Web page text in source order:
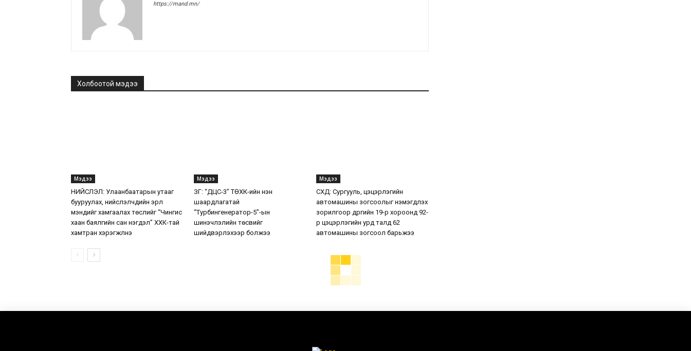
https://mand.mn/
Холбоотой мэдээ
Мэдээ
НИЙСЛЭЛ: Улаанбаатарын утааг
бууруулах, нийслэлчүүдийн эрүүл
мэндийг хамгаалах төслийг “Чингис
хаан баялгийн сан нэгдэл” ХХК-тай
хамтран хэрэгжүүлнэ
Мэдээ
ЗГ: “ДЦС-3” ТӨХК-ийн нэн
шаардлагатай
“Турбингенератор-5”-ын
шинэчлэлийн төсвийг
шийдвэрлэхээр болжээ
Мэдээ
СХД: Сургууль, цэцэрлэгийн
автомашины зогсоолыг нэмэгдүүлэх
зорилгоор дүүргийн 19-р хороонд 92-
р цэцэрлэгийн урд талд 62
автомашины зогсоол барьжээ